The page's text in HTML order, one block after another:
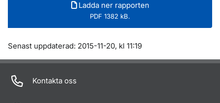
Ladda ner rapporten
PDF 1382 kB.
Om sidan
Senast uppdaterad: 2015-11-20, kl 11:19
Kontakta oss